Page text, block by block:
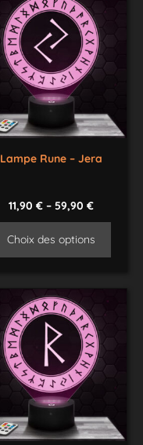
Lampe Rune – Jera
11,90 €– 59,90 €
Choix des options